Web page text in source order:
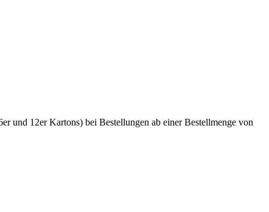
und 12er Kartons) bei Bestellungen ab einer Bestellmenge von